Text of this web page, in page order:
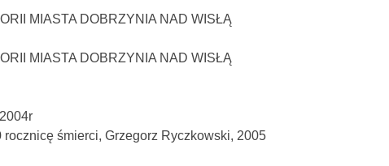
MIASTA DOBRZYNIA NAD WISŁĄ
MIASTA DOBRZYNIA NAD WISŁĄ
śmierci, Grzegorz Ryczkowski, 2005